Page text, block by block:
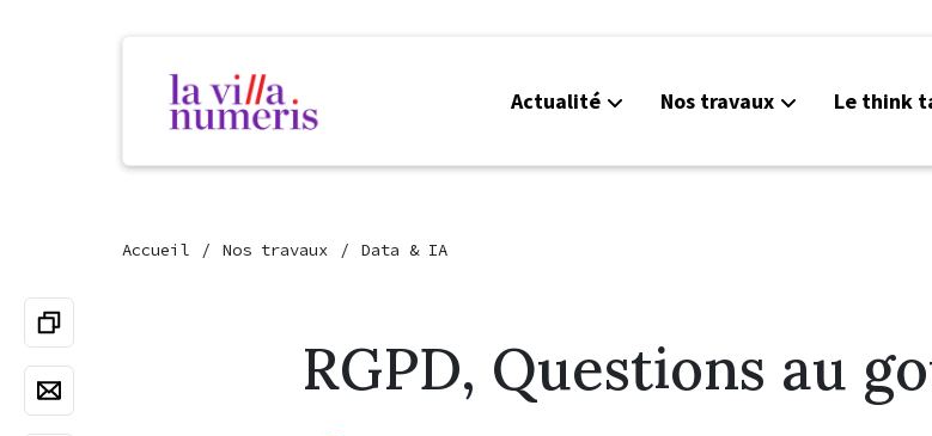
Actualité Nos travaux Le think
Accueil Nos travaux Data & IA
RGPD, Questions au